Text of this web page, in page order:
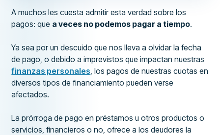
A muchos les cuesta admitir esta verdad sobre los
pagos: que a veces no podemos pagar a tiempo.
Ya sea por un descuido que nos lleva a olvidar la fecha
de pago, o debido a imprevistos que impactan nuestras
finanzas personales, los pagos de nuestras cuotas en
diversos tipos de financiamiento pueden verse
afectados.
La prórroga de pago en préstamos u otros productos o
servicios, financieros o no, ofrece a los deudores la